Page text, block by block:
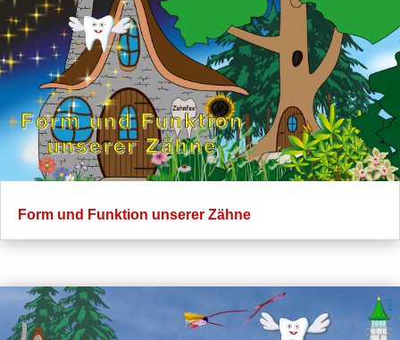
Form und Funktion unserer Zähne